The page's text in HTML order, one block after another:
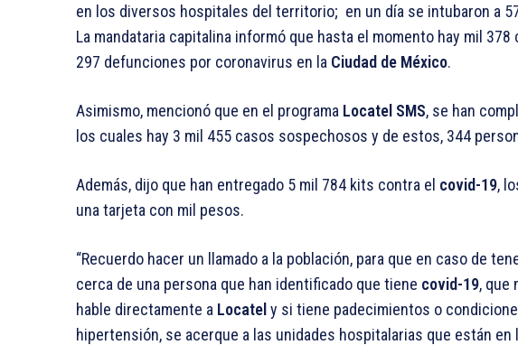
en los diversos hospitales del territorio; en un día se intubaron a
La mandataria capitalina informó que hasta el momento hay mil
297 defunciones por coronavirus en la Ciudad de México.
Asimismo, mencionó que en el programa Locatel SMS, se han
los cuales hay 3 mil 455 casos sospechosos y de estos, 344
Además, dijo que han entregado 5 mil 784 kits contra el covid-19,
una tarjeta con mil pesos.
“Recuerdo hacer un llamado a la población, para que en caso de
cerca de una persona que han identificado que tiene covid-19, que
hable directamente a Locately si tiene padecimientos o
hipertensión, se acerque a las unidades hospitalarias que están en